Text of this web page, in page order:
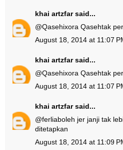
khai artzfarsaid...
@Qasehixora Qasehtak
August 18, 2014 at 11:07
khai artzfarsaid...
@Qasehixora Qasehtak
August 18, 2014 at 11:07
khai artzfarsaid...
@ferliaboleh jer janji tak
ditetapkan
August 18, 2014 at 11:09